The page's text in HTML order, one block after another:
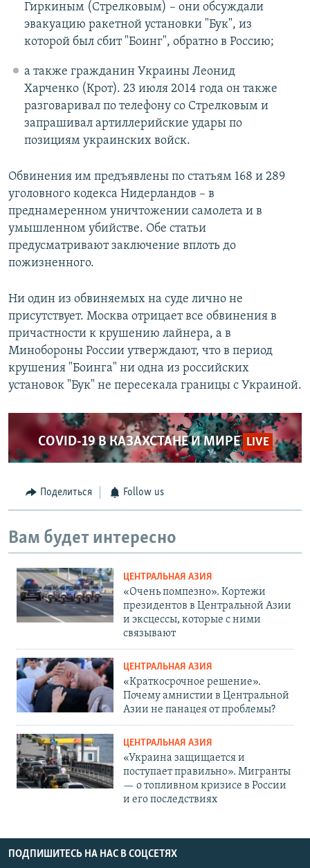
Гиркиным (Стрелковым) – они обсуждали
эвакуацию ракетной установки "Бук", из
которой был сбит "Боинг", обратно в Россию;
а также гражданин Украины Леонид
Харченко (Крот). 23 июля 2014 года он также
разговаривал по телефону со Стрелковым и
запрашивал артиллерийские удары по
позициям украинских войск.
Обвинения им предъявлены по статьям 168 и 289
уголовного кодекса Нидерландов – в
преднамеренном уничтожении самолета и в
умышленном убийстве. Обе статьи
предусматривают заключение вплоть до
пожизненного.
Ни один из обвиняемых на суде лично не
присутствует. Москва отрицает все обвинения в
причастности к крушению лайнера, а в
Минобороны России утверждают, что в период
крушения "Боинга" ни одна из российских
установок "Бук" не пересекала границы с Украиной.
COVID-19 В КАЗАХСТАНЕ И МИРЕ LIVE
Поделиться Follow us
Вам будет интересно
ЦЕНТРАЛЬНАЯ АЗИЯ
«Очень помпезно». Кортежи
президентов в Центральной Азии
и эксцессы, которые с ними
связывают
ЦЕНТРАЛЬНАЯ АЗИЯ
«Краткосрочное решение».
Почему амнистии в Центральной
Азии не панацея от проблемы?
ЦЕНТРАЛЬНАЯ АЗИЯ
«Украина защищается и
поступает правильно». Мигранты
— о топливном кризисе в России
и его последствиях
ПОДПИШИТЕСЬ НА НАС В СОЦСЕТЯХ